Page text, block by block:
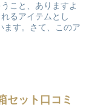
こと、ありますよ
るアイテムとし
ます。さて、このア
セット口コミ